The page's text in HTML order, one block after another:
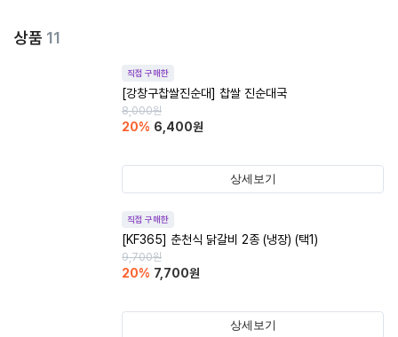
상품 11
직접 구매한
[강창구찹쌀진순대] 찹쌀 진순대국
8,000원
20% 6,400원
상세보기
직접 구매한
[KF365] 춘천식 닭갈비 2종 (냉장) (택1)
9,700원
20% 7,700원
상세보기